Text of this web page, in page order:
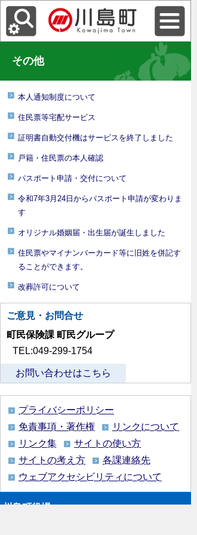
その他
本人通知制度について
住民票等宅配サービス
証明書自動交付機はサービスを終了しました
戸籍・住民票の本人確認
パスポート申請・交付について
令和7年3月24日からパスポート申請が変わりま
す
オリジナル婚姻届・出生届が誕生しました
住民票やマイナンバーカード等に旧姓を併記す
ることができます。
改葬許可について
ご意見・お問合せ
町民保険課 町民グループ
TEL:049-299-1754
お問い合わせはこちら
プライバシーポリシー
免責事項・著作権
リンクについて
リンク集
サイトの使い方
サイトの考え方
各課連絡先
ウェブアクセシビリティについて
川島町役場